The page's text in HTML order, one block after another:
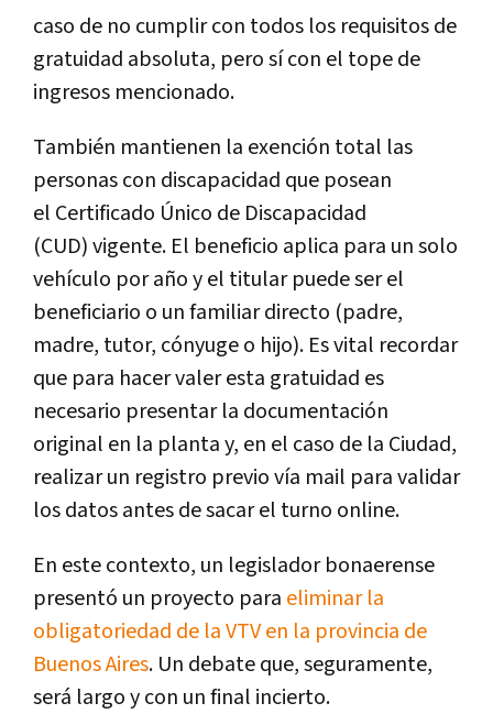
caso de no cumplir con todos los requisitos de
gratuidad absoluta, pero sí con el tope de
ingresos mencionado.
También mantienen la exención total las
personas con discapacidad que posean
el Certificado Único de Discapacidad
(CUD)vigente. El beneficio aplica para un solo
vehículo por año y el titular puede ser el
beneficiario o un familiar directo (padre,
madre, tutor, cónyuge o hijo). Es vital recordar
que para hacer valer esta gratuidad es
necesario presentar la documentación
original en la planta y, en el caso de la Ciudad,
realizar un registro previo vía mail para validar
los datos antes de sacar el turno online.
En este contexto, un legislador bonaerense
presentó un proyecto para eliminar la
obligatoriedad de la VTV en la provincia de
Buenos Aires. Un debate que, seguramente,
será largo y con un final incierto.